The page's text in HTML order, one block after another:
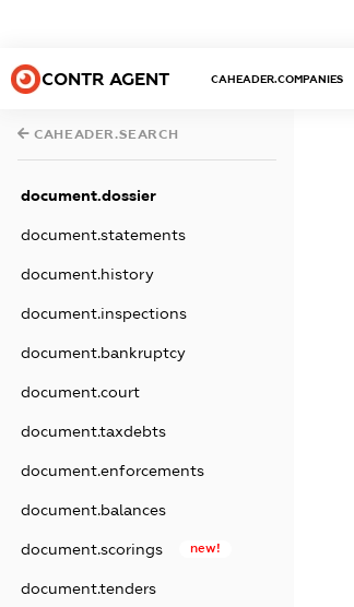
CONTR AGENT CAHEADER.COMPANIES
CAHEADER.SEARCH
document.dossier
document.statements
document.history
document.inspections
document.bankruptcy
document.court
document.taxdebts
document.enforcements
document.balances
document.scorings new!
document.tenders